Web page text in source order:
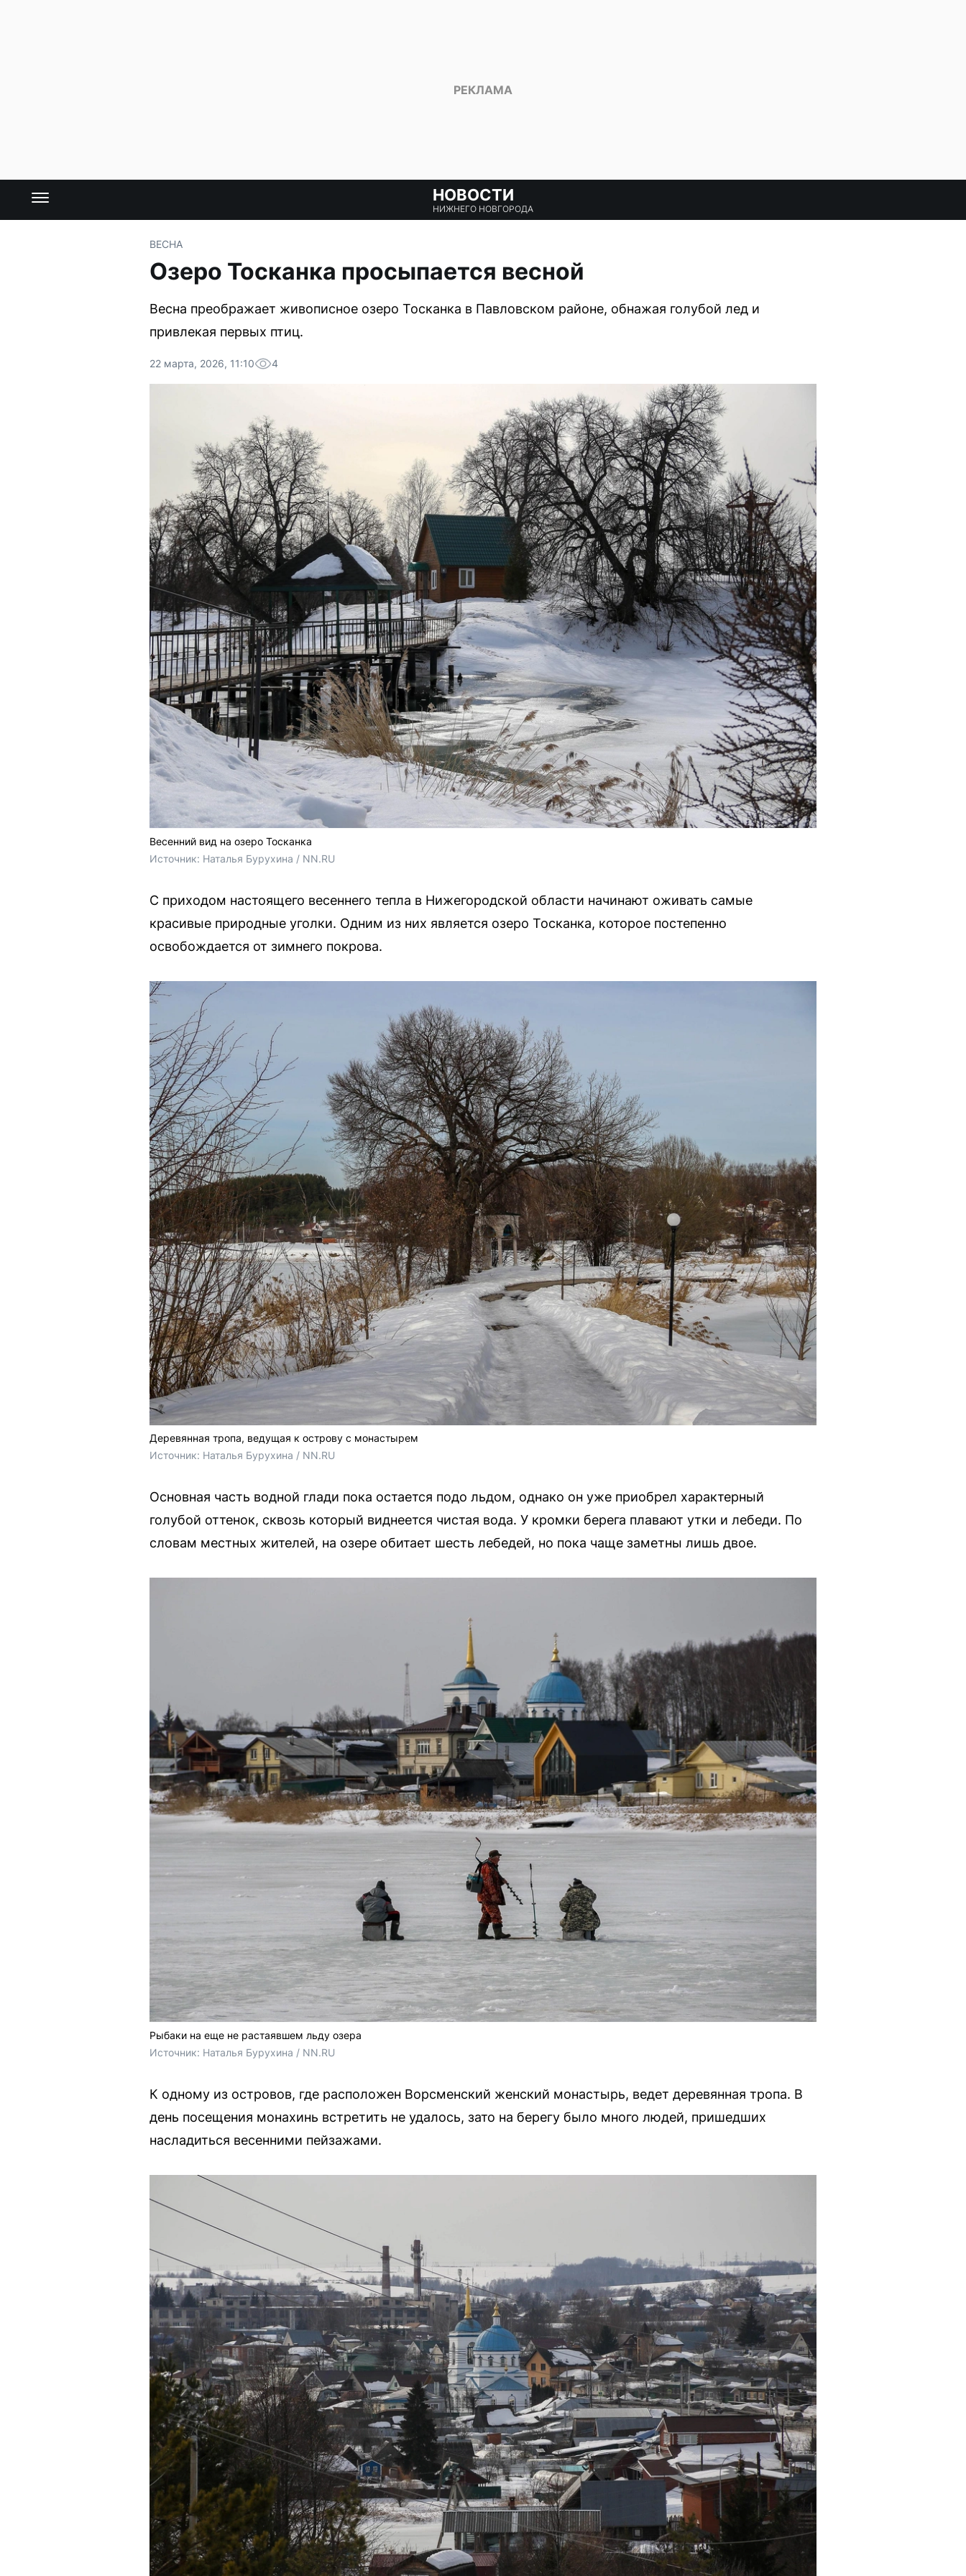
НОВОСТИ
НИЖНЕГО НОВГОРОДА
ВЕСНА
Озеро Тосканка просыпается весной
Весна преображает живописное озеро Тосканка в Павловском районе, обнажая голубой лед и
привлекая первых птиц.
22 марта, 2026, 11:10 4
Весенний вид на озеро Тосканка
Источник: Наталья Бурухина / NN.RU
С приходом настоящего весеннего тепла в Нижегородской области начинают оживать самые
красивые природные уголки. Одним из них является озеро Тосканка, которое постепенно
освобождается от зимнего покрова.
Деревянная тропа, ведущая к острову с монастырем
Источник: Наталья Бурухина / NN.RU
Основная часть водной глади пока остается подо льдом, однако он уже приобрел характерный
голубой оттенок, сквозь который виднеется чистая вода. У кромки берега плавают утки и лебеди. По
словам местных жителей, на озере обитает шесть лебедей, но пока чаще заметны лишь двое.
Рыбаки на еще не растаявшем льду озера
Источник: Наталья Бурухина / NN.RU
К одному из островов, где расположен Ворсменский женский монастырь, ведет деревянная тропа. В
день посещения монахинь встретить не удалось, зато на берегу было много людей, пришедших
насладиться весенними пейзажами.